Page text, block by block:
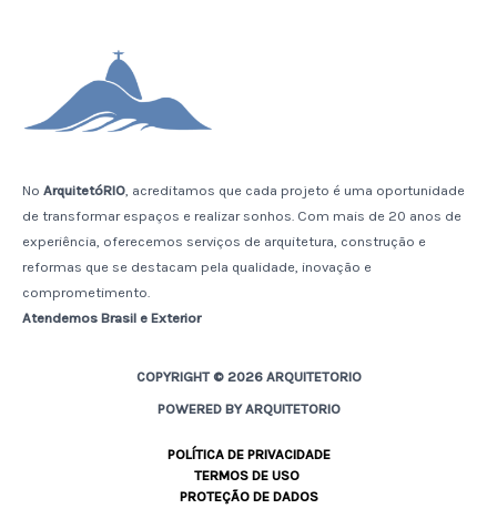
No ArquitetóRIO , acreditamos que cada projeto é uma oportunidade
de transformar espaços e realizar sonhos. Com mais de 20 anos de
experiência, oferecemos serviços de arquitetura, construção e
reformas que se destacam pela qualidade, inovação e
comprometimento.
Atendemos Brasil e Exterior
COPYRIGHT © 2026 ARQUITETORIO
POWERED BY ARQUITETORIO
POLÍTICA DE PRIVACIDADE
TERMOS DE USO
PROTEÇÃO DE DADOS